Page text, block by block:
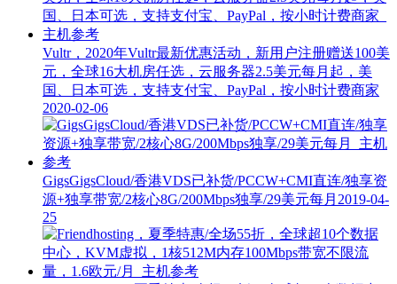
Vultr，2020年Vultr最新优惠活动，新用户注册赠送100美
元，全球16大机房任选，云服务器2.5美元每月起，美
国、日本可选，支持支付宝、PayPal，按小时计费商家
2020-02-06
GigsGigsCloud/香港VDS已补货/PCCW+CMI直连/独享资
源+独享带宽/2核心8G/200Mbps独享/29美元每月 2019-04-
25